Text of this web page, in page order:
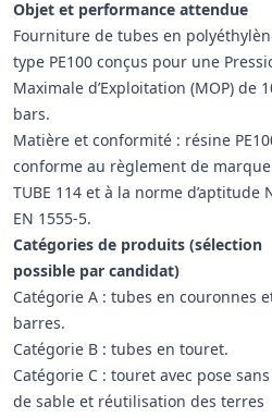
Objet et performance attendue
Fourniture de tubes en
type PE100 conçus pour une
Maximale d’Exploitation (MOP) de
bars.
Matière et conformité : résine
conforme au règlement de marque
TUBE 114 et à la norme d’aptitude
EN 1555‑5.
Catégories de produits (sélection
possible par candidat)
Catégorie A : tubes en couronnes
barres.
Catégorie B : tubes en touret.
Catégorie C : touret avec pose
de sable et réutilisation des terres